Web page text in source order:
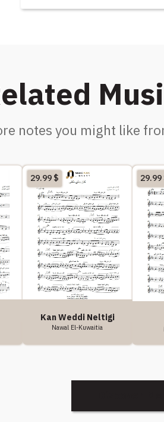
notes you might like
Kan Weddi Neltigi
Nawal El-Kuwaitia
29.99$ 29.99